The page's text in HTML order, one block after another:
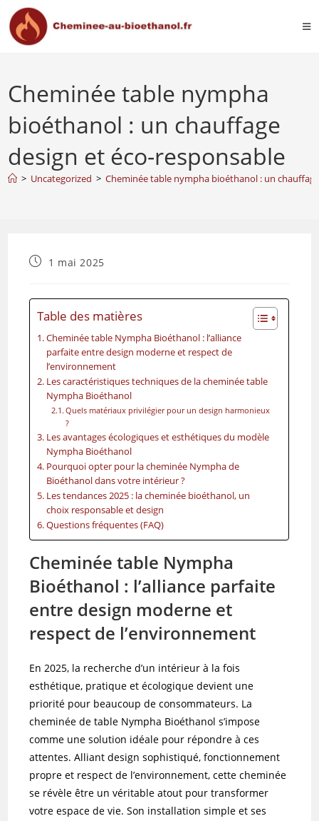
Cheminée table nympha
bioéthanol : un chauffage
design et éco-responsable
> Uncategorized > Cheminée table nympha bioéthanol : un
1 mai 2025
Table des matières
Cheminée table Nympha Bioéthanol : l’alliance
parfaite entre design moderne et respect de
l’environnement
Les caractéristiques techniques de la cheminée table
Nympha Bioéthanol
Quels matériaux privilégier pour un design harmonieux
?
Les avantages écologiques et esthétiques du modèle
Nympha Bioéthanol
Pourquoi opter pour la cheminée Nympha de
Bioéthanol dans votre intérieur ?
Les tendances 2025 : la cheminée bioéthanol, un
choix responsable et design
Questions fréquentes (FAQ)
Cheminée table Nympha
Bioéthanol : l’alliance parfaite
entre design moderne et
respect de l’environnement
En 2025, la recherche d’un intérieur à la fois
esthétique, pratique et écologique devient une
priorité pour beaucoup de consommateurs. La
cheminée de table Nympha Bioéthanol s’impose
comme une solution idéale pour répondre à ces
attentes. Alliant design sophistiqué, fonctionnement
propre et respect de l’environnement, cette cheminée
se révèle être un véritable atout pour transformer
votre espace de vie. Son installation simple et ses